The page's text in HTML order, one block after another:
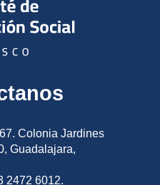
Colonia Jardines
Guadalajara,
2472 6012.